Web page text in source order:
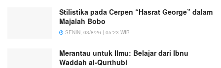
Stilistika pada Cerpen “Hasrat George” dalam
Majalah Bobo
SENIN, 03/8/26 | 05:23 WIB
Merantau untuk Ilmu: Belajar dari Ibnu
Waddah al-Qurthubi